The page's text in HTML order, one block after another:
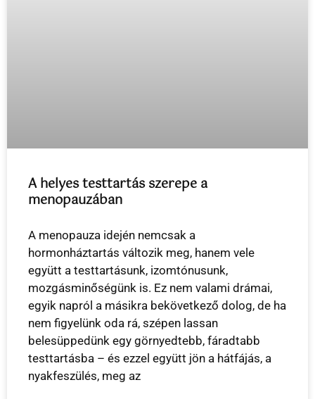
A helyes testtartás szerepe a
menopauzában
A menopauza idején nemcsak a
hormonháztartás változik meg, hanem vele
együtt a testtartásunk, izomtónusunk,
mozgásminőségünk is. Ez nem valami drámai,
egyik napról a másikra bekövetkező dolog, de ha
nem figyelünk oda rá, szépen lassan
belesüppedünk egy görnyedtebb, fáradtabb
testtartásba – és ezzel együtt jön a hátfájás, a
nyakfeszülés, meg az